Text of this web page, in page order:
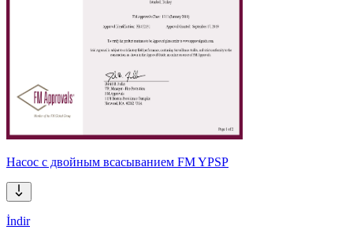
Насос с двойным всасыванием FM YPSP
İndir